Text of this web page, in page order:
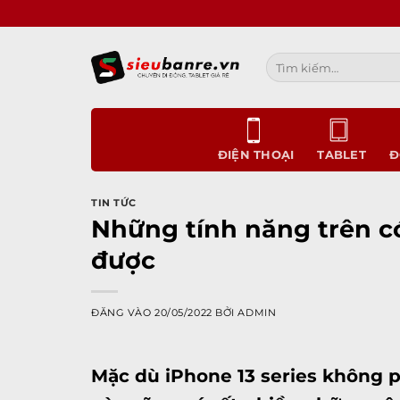
qua
Tìm
kiếm:
ĐIỆN THOẠI TABLET
TIN TỨC
Những tính năng trên
được
ĐĂNG VÀO20/05/2022 BỞIADMIN
Mặc dù iPhone 13 series không